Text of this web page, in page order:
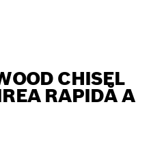
CHISEL
RAPIDĂ A